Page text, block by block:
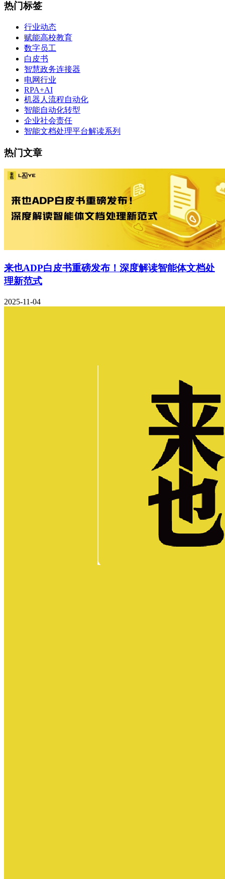
热门标签
行业动态
赋能高校教育
数字员工
白皮书
智慧政务连接器
电网行业
RPA+AI
机器人流程自动化
智能自动化转型
企业社会责任
智能文档处理平台解读系列
热门文章
来也ADP白皮书重磅发布！深度解读智能体文档处
理新范式
2025-11-04